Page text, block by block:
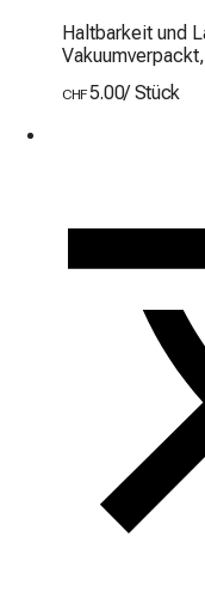
Haltbarkeit und
CHF5.00/ Stück